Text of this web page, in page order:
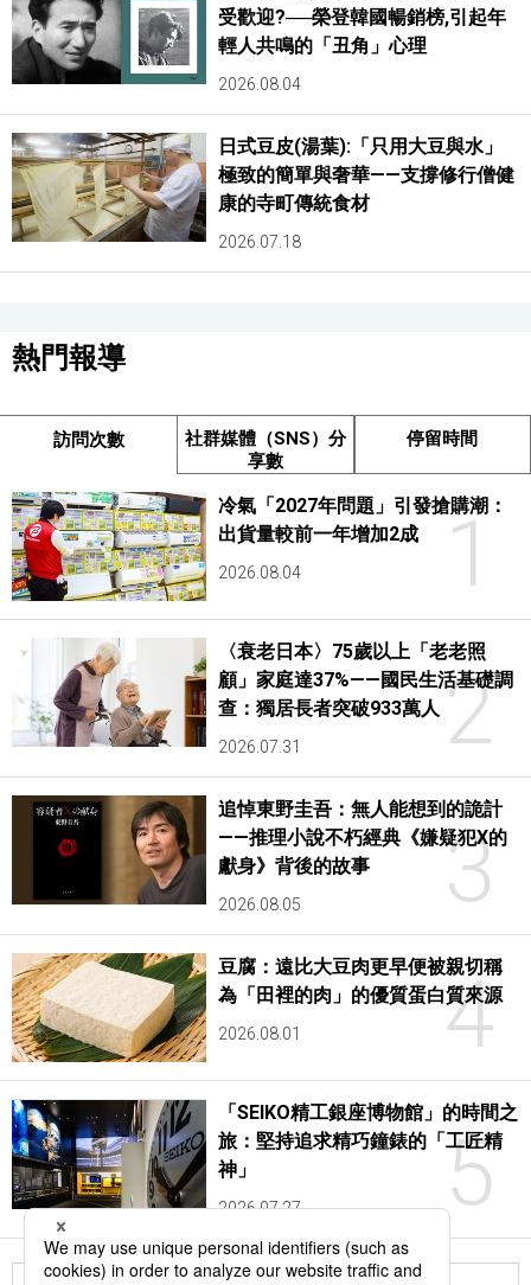
受歡迎?──榮登韓國暢銷榜,引起年
輕人共鳴的「丑角」心理
2026.08.04
日式豆皮(湯葉):「只用大豆與水」
極致的簡單與奢華——支撐修行僧健
康的寺町傳統食材
2026.07.18
熱門報導
訪問次數
社群媒體（SNS）分
享數
停留時間
1
冷氣「2027年問題」引發搶購潮：
出貨量較前一年增加2成
2026.08.04
2
〈衰老日本〉75歲以上「老老照
顧」家庭達37%——國民生活基礎調
查：獨居長者突破933萬人
2026.07.31
3
追悼東野圭吾：無人能想到的詭計
——推理小說不朽經典《嫌疑犯X的
獻身》背後的故事
2026.08.05
4
豆腐：遠比大豆肉更早便被親切稱
為「田裡的肉」的優質蛋白質來源
2026.08.01
5
「SEIKO精工銀座博物館」的時間之
旅：堅持追求精巧鐘錶的「工匠精
神」
2026.07.27